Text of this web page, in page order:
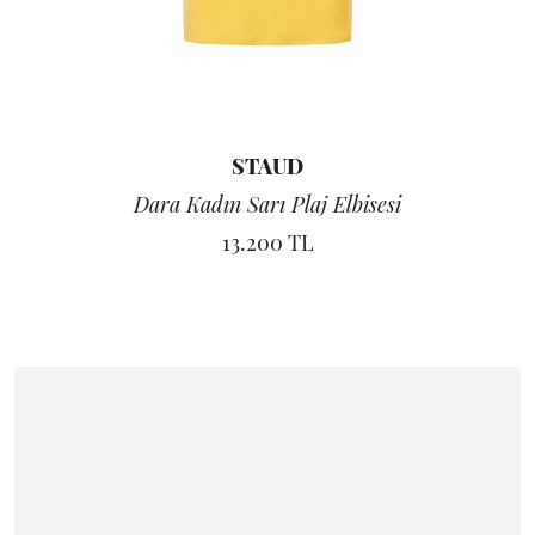
STAUD
Dara Kadın Sarı Plaj Elbisesi
13.200 TL